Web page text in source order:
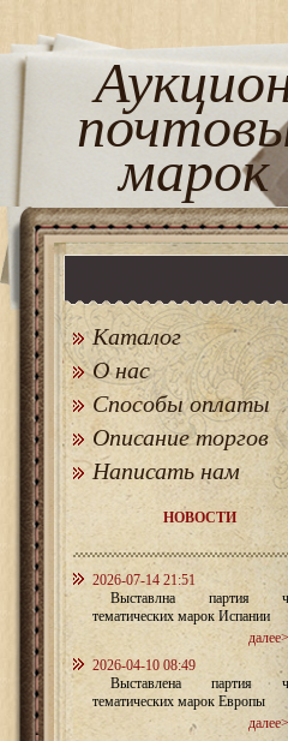
марок
Каталог
О нас
Способы оплаты
Описание торгов
Написать нам
НОВОСТИ
2026-07-14 21:51
Выставлна партия
тематических марок Испании
2026-04-10 08:49
Выставлена партия
тематических марок Европы